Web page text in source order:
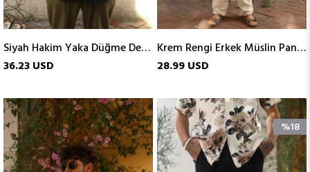
Siyah Hakim Yaka Düğme Detaylı Erkek Gömlek
36.23 USD
Krem Rengi Erkek Müslin Pantolon
28.99 USD
%18